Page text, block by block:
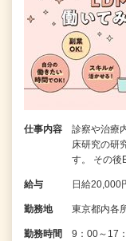
仕事内容
診察や治療
床研究の研
す。 その後
給与 日給20,000
勤務地 東京都内
勤務時間
9：00～17